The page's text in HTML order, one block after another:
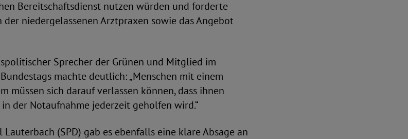
Bereitschaftsdienst nutzen würden und forderte
niedergelassenen Arztpraxen sowie das Angebot
Sprecher der Grünen und Mitglied im
machte deutlich: „Menschen mit einem
müssen sich darauf verlassen können, dass ihnen
der Notaufnahme jederzeit geholfen wird.“
(SPD) gab es ebenfalls eine klare Absage an